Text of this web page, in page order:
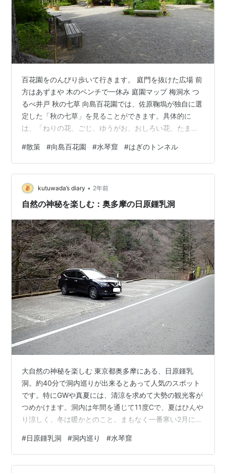
百花園をのんびり歩いて行きます。 庭門を抜けた広場 前
方はあずまや 木のベンチで一休み 庭園マップ 梅洞水 つ
るべ井戸 秋の七草 向島百花園では、佐原鞠塢が独自に選
定した「秋の七草」を見ることができます。具体的に
は、「ねりの花、ごじ、ゆうがお、おしろい花、たまず
「萩まつり」では、萩のトンネルが見頃を迎え、深まる
秋を感じることができます。向島百花園の「秋の七草」
は、一般的な秋の七草（萩、尾花（薄）、葛、撫子、女
郎花、藤袴、桔梗）とは少し異なり、園を造った佐原鞠
塢が選んだものです。 夏の七草 古くから宮中に伝わる七
#散策 #向島百花園 #水琴窟 #はぎのトンネル
kutuwada’s diary • 2年前
自然の神秘を楽しむ：奥多摩の日原鍾乳洞
大自然の神秘を楽しむ 東京都奥多摩にある、日原鍾乳
洞。約40分で洞内巡りが出来るとあって人気のスポット
です。特にGWや真夏には、清涼を求めて大勢の観光客が
つめかけます。洞内は年間を通じて11度Cで、夏はひんや
り涼しく、冬は暖かとのこと。まもなく一番寒い2月にな
る鍾乳石は3センチ伸びるのに200年。上に向かって成長
する石筍は400年の歳月がかかるそうです。さらに、平
成8年の8月には大宮殿には水琴窟が設置されて水琴の音
#日原鍾乳洞 #洞内巡り #水琴窟